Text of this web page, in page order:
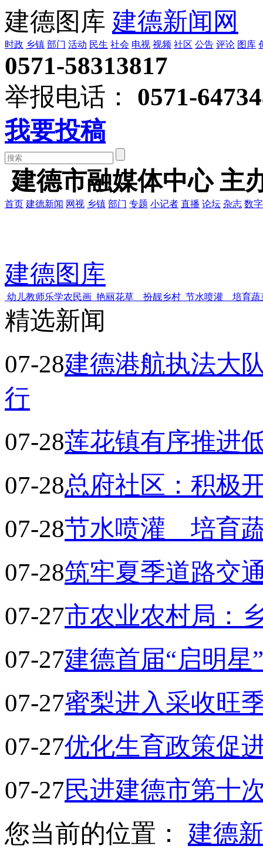
建德图库 建德新闻网
时政 乡镇 部门 活动 民生 社会 电视 视频 社区 公告 评论 图库
0571-58313817
举报电话：
0571-
我要投稿
建德市融媒体中心 主
首页 建德新闻 网视 乡镇 部门 专题 小记者 直播 论坛 杂志 数
建德图库
幼儿教师乐学农民画 艳丽花草 扮靓乡村 节水喷灌 培育蔬
精选新闻
07-28建德港航执法大
行
07-28莲花镇有序推进
07-28总府社区：积极
07-28节水喷灌 培育
07-28筑牢夏季道路交
07-27市农业农村局：
07-27建德首届“启明星
07-27蜜梨进入采收旺
07-27优化生育政策促
07-27民进建德市第十
您当前的位置： 建德